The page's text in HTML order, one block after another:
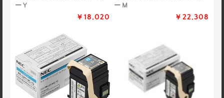
ー Y
￥18,020
ー M
￥22,308